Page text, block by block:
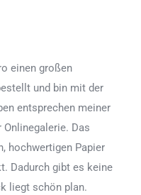
einen großen
und bin mit der
entsprechen meiner
Das
hochwertigen Papier
Dadurch gibt es keine
liegt schön plan.